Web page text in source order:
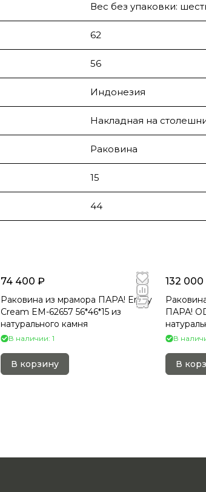
Вес без упаковки:
62
56
Индонезия
Накладная на
Раковина
15
44
74 400 ₽
Раковина из мрамора ПАРА! Erozy
Cream EM-62657 56*46*15 из
натурального камня
В наличии: 1
В корзину
132
ПАРА!
В
В